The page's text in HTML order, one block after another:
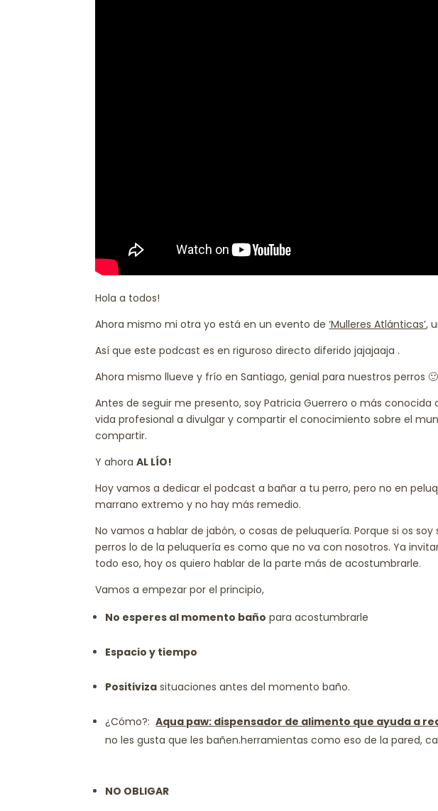
Hola a todos!
Ahora mismo mi otra yo está en un evento de‘Mulleres Atlánticas’,
Así que este podcast es en riguroso directo diferido jajajaaja .
Ahora mismo llueve y frío en Santiago, genial para nuestros perros 🙂
Antes de seguir me presento, soy Patricia Guerrero o más conocida
vida profesional a divulgar y compartir el conocimiento sobre el
compartir.
Y ahoraAL LÍO!
Hoy vamos a dedicar el podcast a bañar a tu perro, pero no en
marrano extremo y no hay más remedio.
No vamos a hablar de jabón, o cosas de peluquería. Porque si os
perros lo de la peluquería es como que no va con nosotros. Ya
todo eso, hoy os quiero hablar de la parte más de acostumbrarle.
Vamos a empezar por el principio,
No esperes al momento baño para acostumbrarle
Espacio y tiempo
Positiviza situaciones antes del momento baño.
¿Cómo?:Aqua paw: dispensador de alimento que ayuda a
no les gusta que les bañen.herramientas como eso de la pared,
NO OBLIGAR